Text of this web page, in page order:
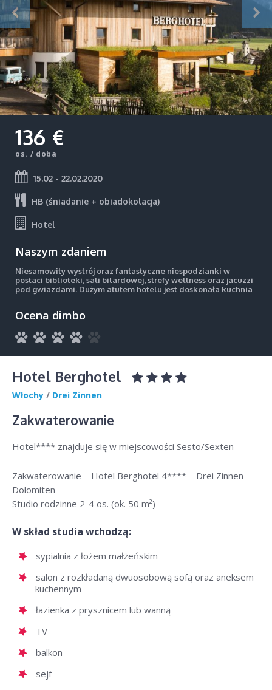
136 €
os. / doba
15.02 - 22.02.2020
HB (śniadanie + obiadokolacja)
Hotel
Naszym zdaniem
Niesamowity wystrój oraz fantastyczne niespodzianki w
postaci biblioteki, sali bilardowej, strefy wellness oraz jacuzzi
pod gwiazdami. Dużym atutem hotelu jest doskonała kuchnia
Ocena dimbo
Hotel Berghotel
Włochy / Drei Zinnen
Zakwaterowanie
Hotel**** znajduje się w miejscowości Sesto/Sexten
Zakwaterowanie – Hotel Berghotel 4**** – Drei Zinnen
Dolomiten
Studio rodzinne 2-4 os. (ok. 50 m²)
W skład studia wchodzą:
sypialnia z łożem małżeńskim
salon z rozkładaną dwuosobową sofą oraz aneksem
kuchennym
łazienka z prysznicem lub wanną
TV
balkon
sejf